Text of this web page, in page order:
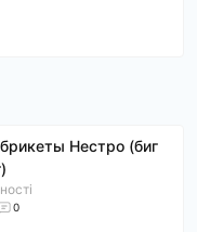
Нестро (биг
0